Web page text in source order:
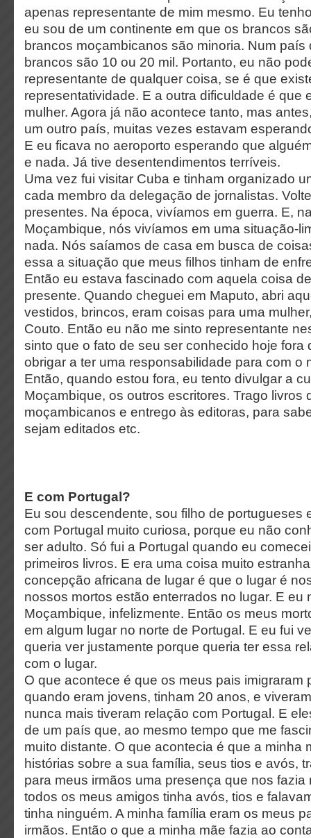
apenas representante de mim mesmo. Eu
eu sou de um continente em que os brancos
brancos moçambicanos são minoria. Num país
brancos são 10 ou 20 mil. Portanto, eu não
representante de qualquer coisa, se é que
representatividade. E a outra dificuldade é que
mulher. Agora já não acontece tanto, mas
um outro país, muitas vezes estavam
E eu ficava no aeroporto esperando que
e nada. Já tive desentendimentos terríveis.
Uma vez fui visitar Cuba e tinham organizado
cada membro da delegação de jornalistas.
presentes. Na época, vivíamos em guerra. E,
Moçambique, nós vivíamos em uma situação-
nada. Nós saíamos de casa em busca de
essa a situação que meus filhos tinham de
Então eu estava fascinado com aquela coisa
presente. Quando cheguei em Maputo, abri
vestidos, brincos, eram coisas para uma
Couto. Então eu não me sinto representante
sinto que o fato de seu ser conhecido hoje fora
obrigar a ter uma responsabilidade para com o
Então, quando estou fora, eu tento divulgar a
Moçambique, os outros escritores. Trago livros
moçambicanos e entrego às editoras, para
sejam editados etc.
E com Portugal?
Eu sou descendente, sou filho de portugueses
com Portugal muito curiosa, porque eu não
ser adulto. Só fui a Portugal quando eu
primeiros livros. E era uma coisa muito
concepção africana de lugar é que o lugar é
nossos mortos estão enterrados no lugar. E eu
Moçambique, infelizmente. Então os meus
em algum lugar no norte de Portugal. E eu fui
queria ver justamente porque queria ter essa
com o lugar.
O que acontece é que os meus pais imigraram
quando eram jovens, tinham 20 anos, e
nunca mais tiveram relação com Portugal. E
de um país que, ao mesmo tempo que me
muito distante. O que acontecia é que a minha
histórias sobre a sua família, seus tios e avós,
para meus irmãos uma presença que nos fazia
todos os meus amigos tinha avós, tios e
tinha ninguém. A minha família eram os meus
irmãos. Então o que a minha mãe fazia ao